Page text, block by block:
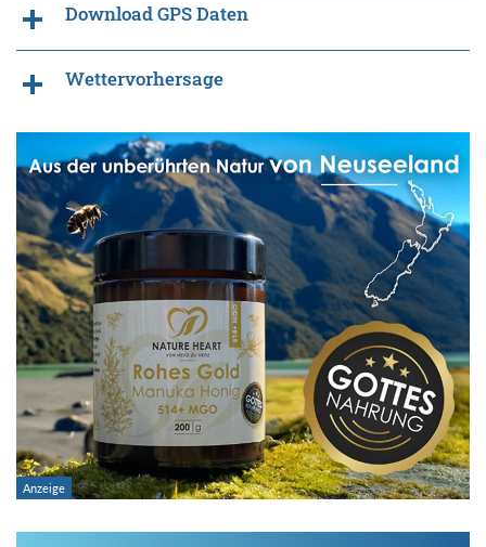
Download GPS Daten
Wettervorhersage